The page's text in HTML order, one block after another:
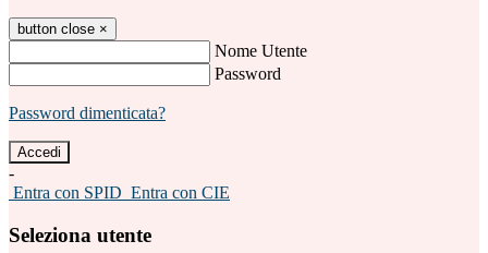
button close ×
Nome Utente
Password
Password dimenticata?
-
Entra con SPID Entra con CIE
Seleziona utente